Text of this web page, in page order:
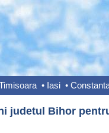
• Iasi •
judetul Bihor